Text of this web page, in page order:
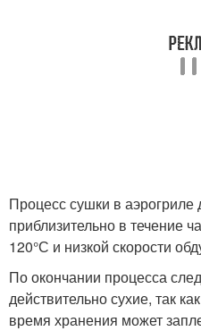
Процесс сушки в аэрогриле
приблизительно в течение
120°С и низкой скорости
По окончании процесса
действительно сухие, так
время хранения может